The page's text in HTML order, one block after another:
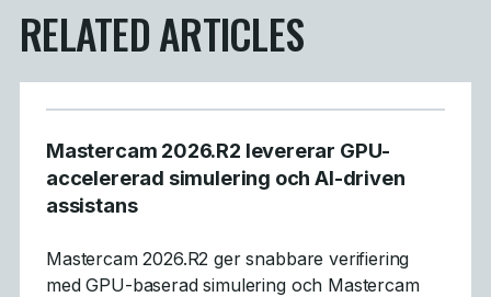
RELATED ARTICLES
Mastercam 2026.R2 levererar GPU-
accelererad simulering och AI-driven
assistans
Mastercam 2026.R2 ger snabbare verifiering
med GPU-baserad simulering och Mastercam